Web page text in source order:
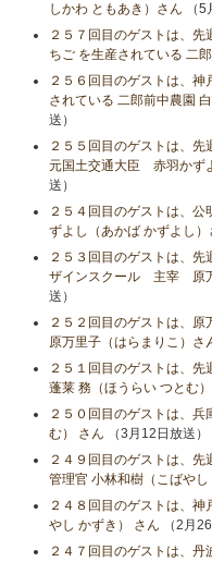
しかわ ともあき）さん （5
２５７回目のゲストは、
ちご を生産されている 二
２５６回目のゲストは、
されている 二郎前中農園
送）
２５５回目のゲストは、先
元国土交通大臣 赤羽かず
送）
２５４回目のゲストは、
ずよし（あかば かずよし）
２５３回目のゲストは、
ザインスクール 主宰 原
送）
２５２回目のゲストは、
原万里子（はらまりこ）さ
２５１回目のゲストは、
蓬莱 務（ほうらい つとむ
２５０回目のゲストは、兵
む） さん （3月12日放送）
２４９回目のゲストは、
管理官 小林和樹（こばやし
２４８回目のゲストは、
やし かずき） さん （2月
２４７回目のゲストは、